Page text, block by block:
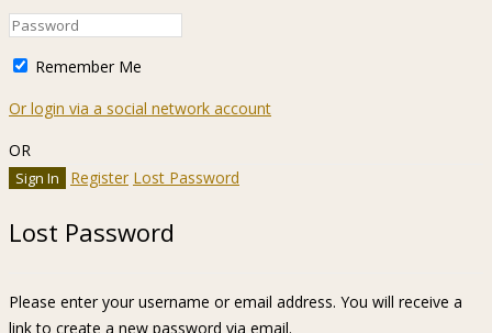
Remember Me
Or login via a social network account
OR
Register Lost Password
Lost Password
Please enter your username or email address. You will receive a
link to create a new password via email.